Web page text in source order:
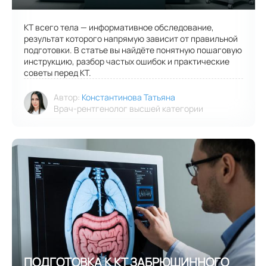
КТ всего тела — информативное обследование,
результат которого напрямую зависит от правильной
подготовки. В статье вы найдёте понятную пошаговую
инструкцию, разбор частых ошибок и практические
советы перед КТ.
Автор: Константинова Татьяна
Врач-рентгенолог высшей категории